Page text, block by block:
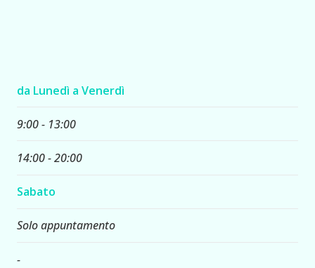
da Lunedì a Venerdì
9:00 - 13:00
14:00 - 20:00
Sabato
Solo appuntamento
-